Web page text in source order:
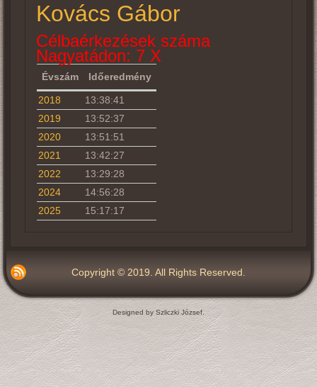
Kovács Gábor
Célbaérkezések száma
Nagyatádon: 7 X
Évszám Időeredmény
2018
13:38:41
2019
13:52:37
2020
13:51:51
2021
13:42:27
2022
13:29:28
2024
14:56:28
2025
15:17:17
Copyright © 2019. All Rights Reserved.
Designed by Szliczki József.